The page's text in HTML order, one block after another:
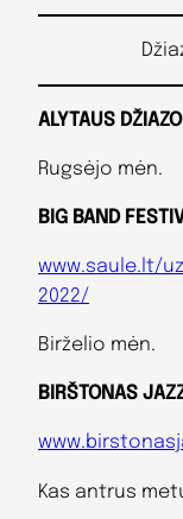
ALYTAUS
Rugsėjo mėn.
BIG BAND
www.saule.lt/
2022/
Birželio mėn.
BIRŠTONAS
Kas antrus